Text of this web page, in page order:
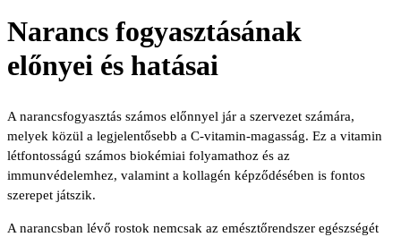
Narancs fogyasztásának
előnyei és hatásai
A narancsfogyasztás számos előnnyel jár a szervezet számára,
melyek közül a legjelentősebb a C-vitamin-magasság. Ez a vitamin
létfontosságú számos biokémiai folyamathoz és az
immunvédelemhez, valamint a kollagén képződésében is fontos
szerepet játszik.
A narancsban lévő rostok nemcsak az emésztőrendszer egészségét